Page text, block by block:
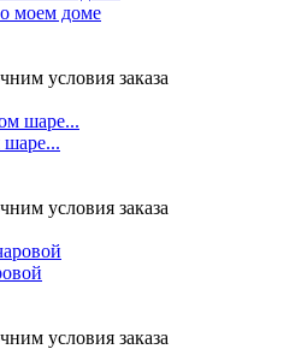
о моем доме
условия заказа
шаре...
условия заказа
условия заказа